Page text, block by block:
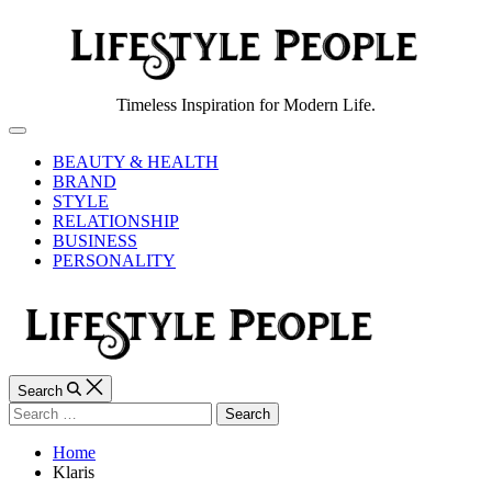
People
Timeless Inspiration for Modern Life.
Off
CanvasBEAUTY & HEALTH
BRAND
STYLE
RELATIONSHIP
BUSINESS
PERSONALITY
Search
Search
for:
Home
Klaris